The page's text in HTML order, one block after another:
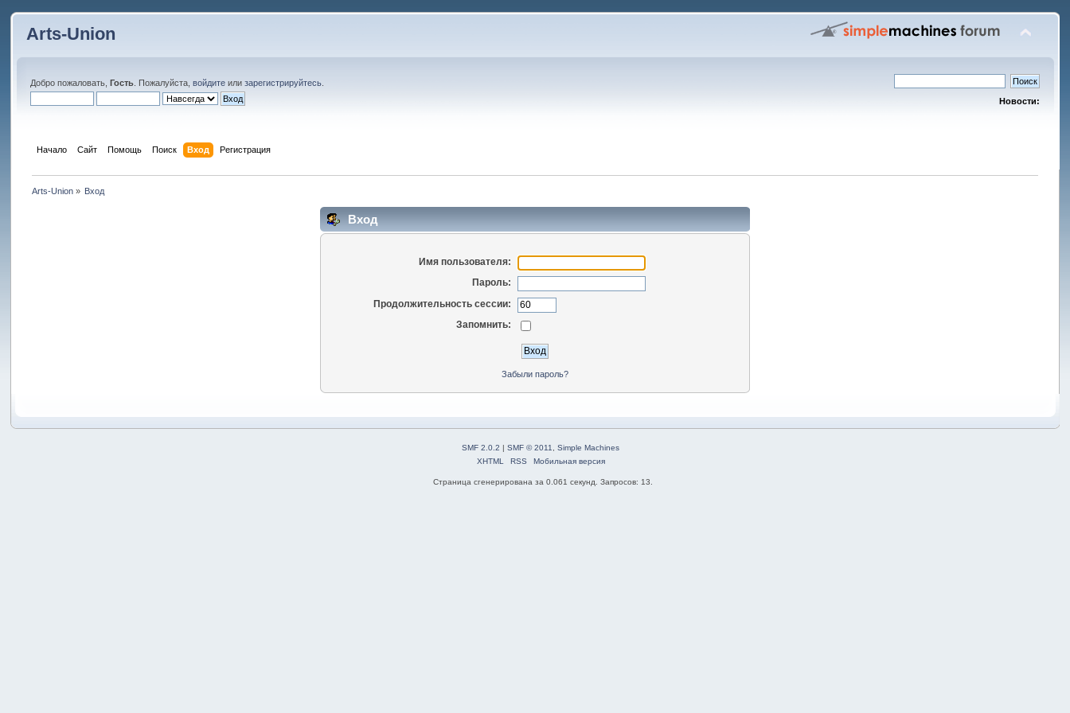
Arts-Union
Добро пожаловать,Гость . Пожалуйста,войдите илизарегистрируйтесь
Новости:
Начало Сайт Помощь Поиск Вход Регистрация
Arts-Union» Вход
Вход
Имя пользователя:
Пароль:
Продолжительность сессии:
Запомнить:
Забыли пароль?
SMF 2.0.2 |SMF © 2011,Simple Machines
XHTML
RSS Мобильная версия
Страница сгенерирована за 0.061 секунд. Запросов: 13.